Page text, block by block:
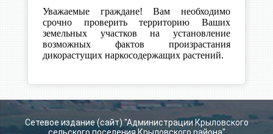
Уважаемые граждане! Вам необходимо
срочно проверить территорию Ваших
земельных участков на установление
возможных фактов произрастания
дикорастущих наркосодержащих растений.
Сетевое издание (сайт) "Администрации Крыловского